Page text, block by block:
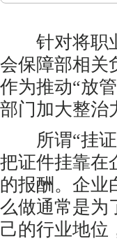
针对将职业
会保障部相关
作为推动“放
部门加大整治
所谓“挂证”
把证件挂靠在
的报酬。企业
么做通常是为
己的行业地位